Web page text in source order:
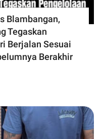
Blambangan,
Tegaskan
Berjalan Sesuai
Berakhir